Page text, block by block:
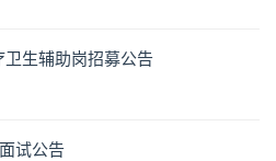
生辅助岗招募公告
试公告